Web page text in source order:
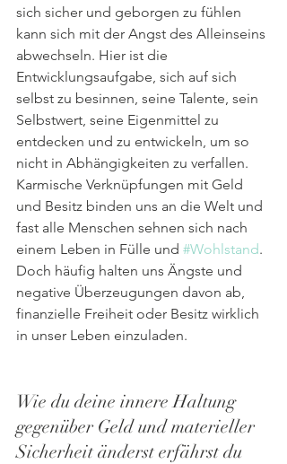
sich sicher und geborgen zu fühlen
kann sich mit der Angst des Alleinseins
abwechseln. Hier ist die
Entwicklungsaufgabe, sich auf sich
selbst zu besinnen, seine Talente, sein
Selbstwert, seine Eigenmittel zu
entdecken und zu entwickeln, um so
nicht in Abhängigkeiten zu verfallen.
Karmische Verknüpfungen mit Geld
und Besitz binden uns an die Welt und
fast alle Menschen sehnen sich nach
einem Leben in Fülle und #Wohlstand.
Doch häufig halten uns Ängste und
negative Überzeugungen davon ab,
finanzielle Freiheit oder Besitz wirklich
in unser Leben einzuladen.
Wie du deine innere Haltung
gegenüber Geld und materieller
Sicherheit änderst erfährst du